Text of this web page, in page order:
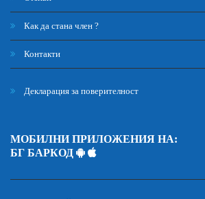
Как да стана член ?
Контакти
Декларация за поверителност
МОБИЛНИ ПРИЛОЖЕНИЯ НА:
БГ БАРКОД